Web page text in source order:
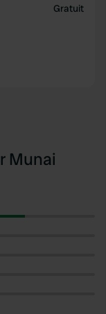
Gratuit
Munai